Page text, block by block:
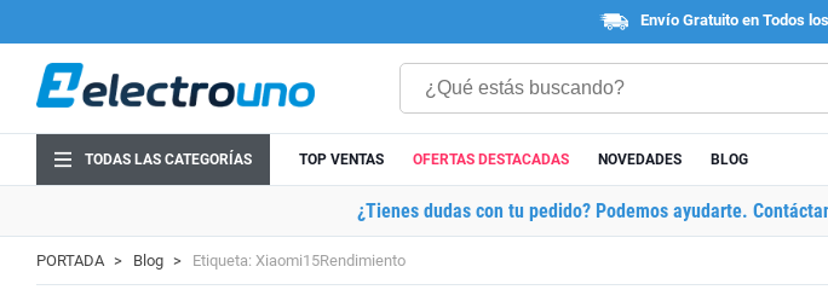
Envío Gratuito en Todos
TODAS LAS CATEGORÍAS TOP VENTAS OFERTAS DESTACADAS NOVEDADES BLOG
¿Tienes dudas con tu pedido? Podemos ayudarte.
PORTADA Blog Etiqueta: Xiaomi15Rendimiento